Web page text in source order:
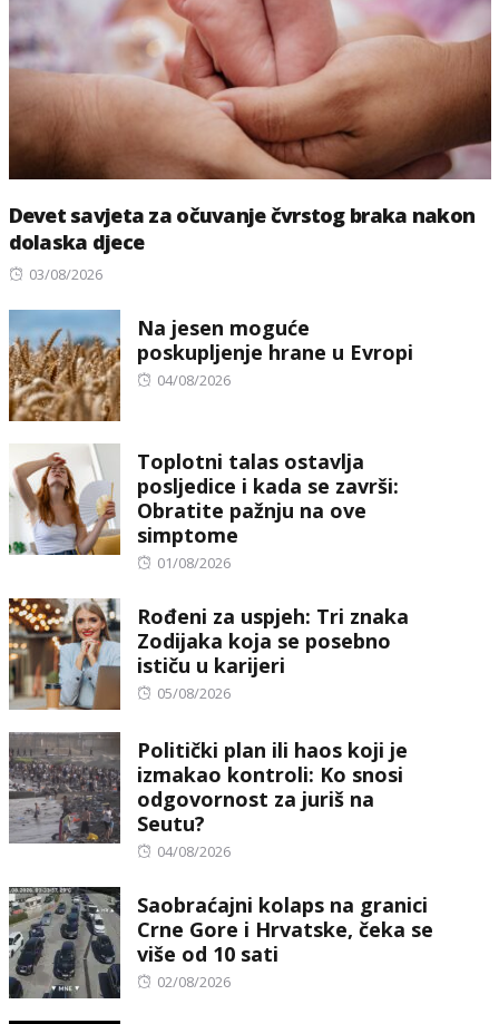
Devet savjeta za očuvanje čvrstog braka nakon
dolaska djece
Posted
03/08/2026
Na jesen moguće
poskupljenje hrane u Evropi
Posted
04/08/2026
Toplotni talas ostavlja
posljedice i kada se završi:
Obratite pažnju na ove
simptome
Posted
01/08/2026
Rođeni za uspjeh: Tri znaka
Zodijaka koja se posebno
ističu u karijeri
Posted
05/08/2026
Politički plan ili haos koji je
izmakao kontroli: Ko snosi
odgovornost za juriš na
Seutu?
Posted
04/08/2026
Saobraćajni kolaps na granici
Crne Gore i Hrvatske, čeka se
više od 10 sati
Posted
02/08/2026